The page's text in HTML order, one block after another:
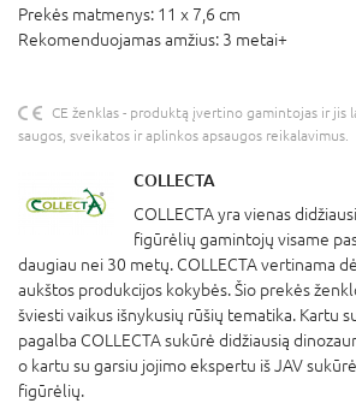
Prekės matmenys: 11 x 7,6 cm
Rekomenduojamas amžius: 3 metai+
CE ženklas - produktą įvertino gamintojas ir jis
saugos, sveikatos ir aplinkos apsaugos reikalavimus.
COLLECTA
COLLECTA yra vienas
figūrėlių gamintojų visame
daugiau nei 30 metų. COLLECTA vertinama
aukštos produkcijos kokybės. Šio prekės
šviesti vaikus išnykusių rūšių tematika. Kartu
pagalba COLLECTA sukūrė didžiausią
o kartu su garsiu jojimo ekspertu iš JAV
figūrėlių.